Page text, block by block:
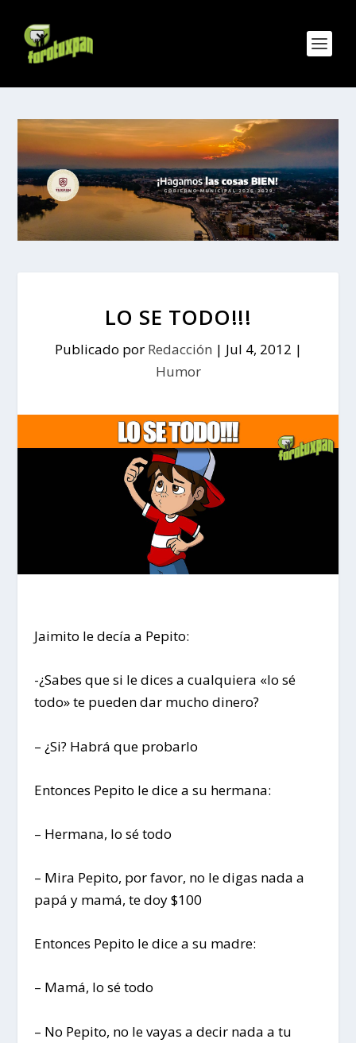
LO SE TODO!!!
Publicado por Redacción | Jul 4, 2012 |
Humor
Jaimito le decía a Pepito:
-¿Sabes que si le dices a cualquiera «lo sé
todo» te pueden dar mucho dinero?
– ¿Si? Habrá que probarlo
Entonces Pepito le dice a su hermana:
– Hermana, lo sé todo
– Mira Pepito, por favor, no le digas nada a
papá y mamá, te doy $100
Entonces Pepito le dice a su madre:
– Mamá, lo sé todo
– No Pepito, no le vayas a decir nada a tu